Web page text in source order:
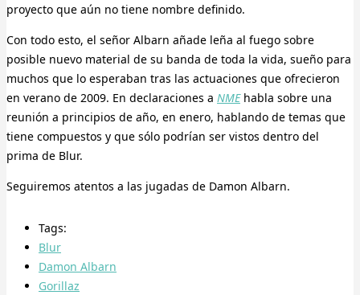
proyecto que aún no tiene nombre definido.
Con todo esto, el señor Albarn añade leña al fuego sobre
posible nuevo material de su banda de toda la vida, sueño para
muchos que lo esperaban tras las actuaciones que ofrecieron
en verano de 2009. En declaraciones a NMEhabla sobre una
reunión a principios de año, en enero, hablando de temas que
tiene compuestos y que sólo podrían ser vistos dentro del
prima de Blur.
Seguiremos atentos a las jugadas de Damon Albarn.
Tags:
Blur
Damon Albarn
Gorillaz